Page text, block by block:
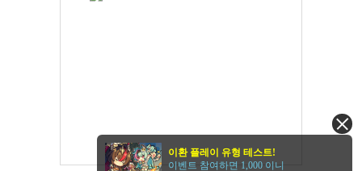
이환 플레이 유형 테스트!
이벤트 참여하면 1,000 이니